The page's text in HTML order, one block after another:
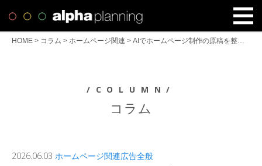
HOME > コラム > ホームページ関連 > AIでホームページ制作の原稿を整理する7つのポイント｜群馬の企業サイト向け
/COLUMN/
コラム
2026.06.03 ホームページ関連広告全般